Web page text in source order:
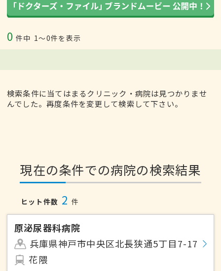
0 件中 1〜0件を表示
検索条件に当てはまるクリニック・病院は見つかりませ
んでした。再度条件を変更して検索して下さい。
現在の条件での病院の検索結果
ヒット件数 2 件
原泌尿器科病院
兵庫県神戸市中央区北長狭通5丁目7-17
花隈